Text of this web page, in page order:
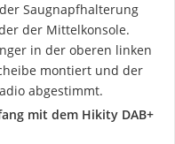
Saugnapfhalterung
der Mittelkonsole.
in der oberen linken
montiert und der
abgestimmt.
mit dem Hikity DAB+